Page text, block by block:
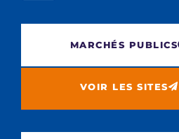
MARCHÉS PUBLICS
VOIR LES SITES